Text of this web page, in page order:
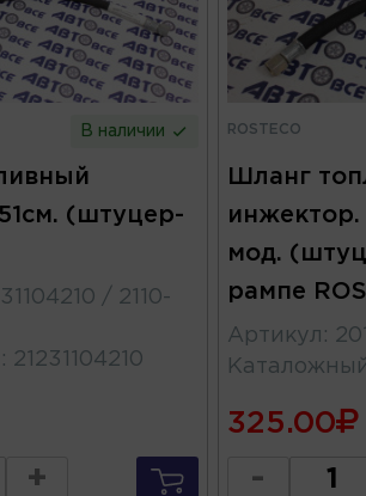
В наличии
(штуцер-
/ 2110-
: 21231104210
+
ROSTECO
Шланг
инжектор.
мод.
рампе
Артикул :
325.00
-